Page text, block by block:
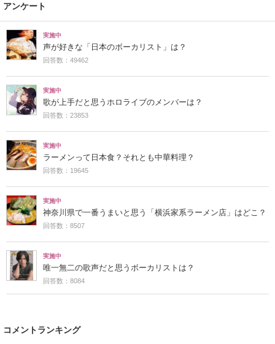
アンケート
実施中
声が好きな「日本のボーカリスト」は？
回答数：49462
実施中
歌が上手だと思うホロライブのメンバーは？
回答数：23853
実施中
ラーメンって日本食？それとも中華料理？
回答数：19645
実施中
神奈川県で一番うまいと思う「横浜家系ラーメン店」はどこ？
回答数：8507
実施中
唯一無二の歌声だと思うボーカリストは？
回答数：8084
コメントランキング